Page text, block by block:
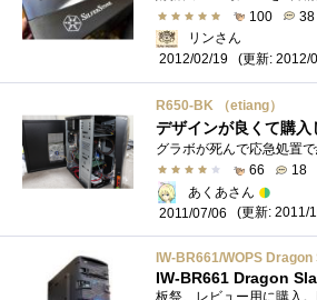
100
38
リンさん
2012/02/19
(更新: 2012/
R650-BK （etiang）
デザインが良くて購入
66
18
あくあさん
2011/07/06
(更新: 2011/
IW-BR661/WOPS
IW-BR661 Dragon